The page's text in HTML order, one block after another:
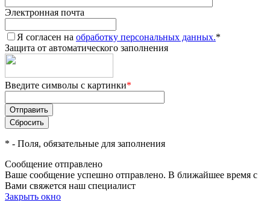
Электронная почта
Я согласен на обработку персональных данных.*
Защита от автоматического заполнения
Введите символы с картинки*
* - Поля, обязательные для заполнения
Сообщение отправлено
Ваше сообщение успешно отправлено. В ближайшее время с
Вами свяжется наш специалист
Закрыть окно